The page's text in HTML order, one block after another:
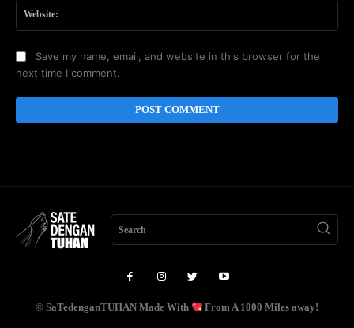
Save my name, email, and website in this browser for the
next time I comment.
Search
© SaTedenganTUHAN Made With From A 1000 Miles away!